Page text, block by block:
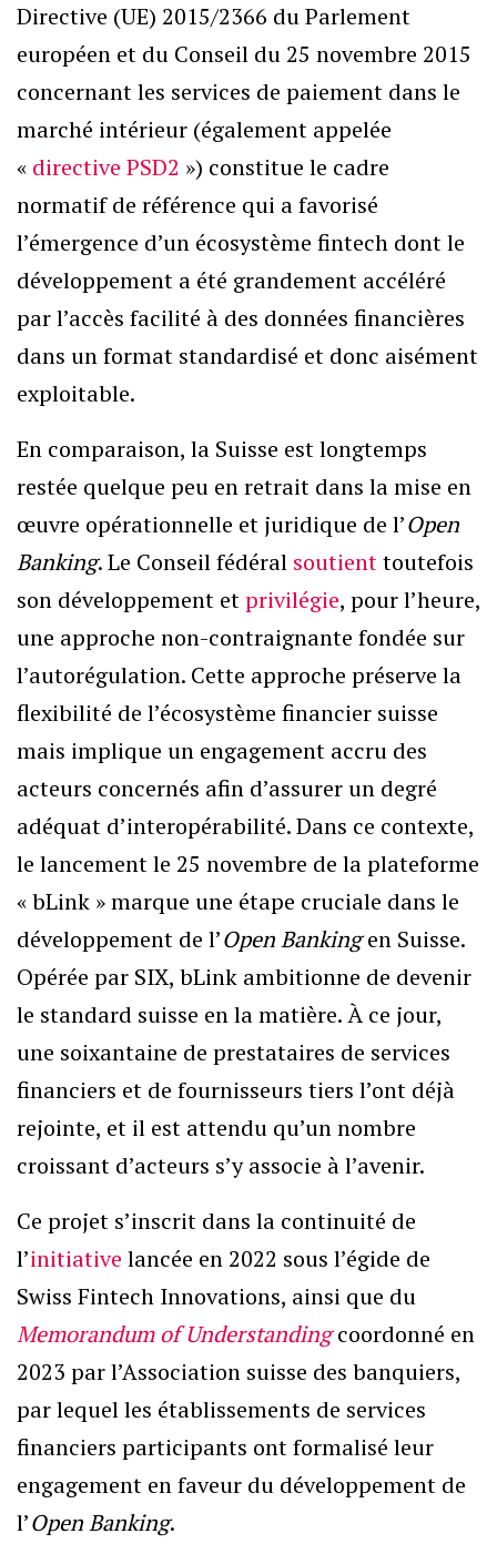
Directive (UE) 2015/2366 du Parlement
européen et du Conseil du 25 novembre 2015
concernant les services de paiement dans le
marché intérieur (également appelée
« directive PSD2 ») constitue le cadre
normatif de référence qui a favorisé
l’émergence d’un écosystème fintech dont le
développement a été grandement accéléré
par l’accès facilité à des données financières
dans un format standardisé et donc aisément
exploitable.
En comparaison, la Suisse est longtemps
restée quelque peu en retrait dans la mise en
œuvre opérationnelle et juridique de l’Open
Banking. Le Conseil fédéral soutienttoutefois
son développement etprivilégie, pour l’heure,
une approche non-contraignante fondée sur
l’autorégulation. Cette approche préserve la
flexibilité de l’écosystème financier suisse
mais implique un engagement accru des
acteurs concernés afin d’assurer un degré
adéquat d’interopérabilité. Dans ce contexte,
le lancement le 25 novembre de la plateforme
« bLink » marque une étape cruciale dans le
développement de l’Open Bankingen Suisse.
Opérée par SIX, bLink ambitionne de devenir
le standard suisse en la matière. À ce jour,
une soixantaine de prestataires de services
financiers et de fournisseurs tiers l’ont déjà
rejointe, et il est attendu qu’un nombre
croissant d’acteurs s’y associe à l’avenir.
Ce projet s’inscrit dans la continuité de
l’initiative lancée en 2022 sous l’égide de
Swiss Fintech Innovations, ainsi que du
Memorandum of Understandingcoordonné en
2023 par l’Association suisse des banquiers,
par lequel les établissements de services
financiers participants ont formalisé leur
engagement en faveur du développement de
l’Open Banking.